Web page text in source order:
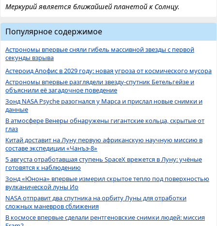
Меркурий является ближайшей планетой к Солнцу.
Популярное содержимое
Астрономы впервые сняли гибель массивной звезды с первой
секунды взрыва
Астероид Апофис в 2029 году: новая угроза от космического мусора
Астрономы впервые разглядели звезду-спутник Бетельгейзе и
объяснили её загадочное поведение
Зонд NASA Psyche разогнался у Марса и прислал новые снимки и
данные
В атмосфере Венеры обнаружены гигантские кольца, скрытые от
глаз
Китай доставит на Луну первую африканскую научную миссию в
составе экспедиции «Чанъэ-8»
5 августа отработавшая ступень SpaceX врежется в Луну: учёные
готовятся к наблюдению
Зонд «Юнона» впервые измерил скрытое тепло под поверхностью
вулканической луны Ио
NASA отправит два спутника на орбиту Луны для отработки
сложных маневров сближения
В космосе впервые сделали рентгеновские снимки людей: миссия